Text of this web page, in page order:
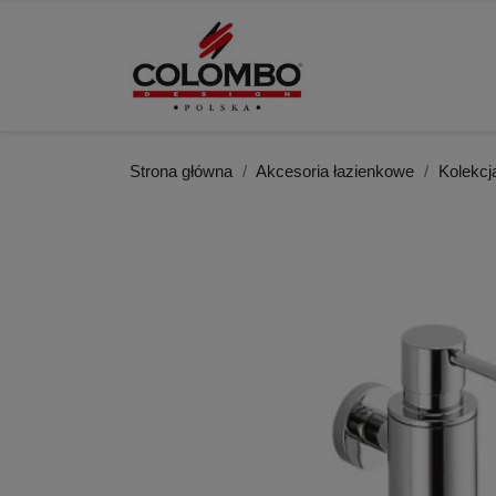
Strona główna Akcesoria łazienkowe